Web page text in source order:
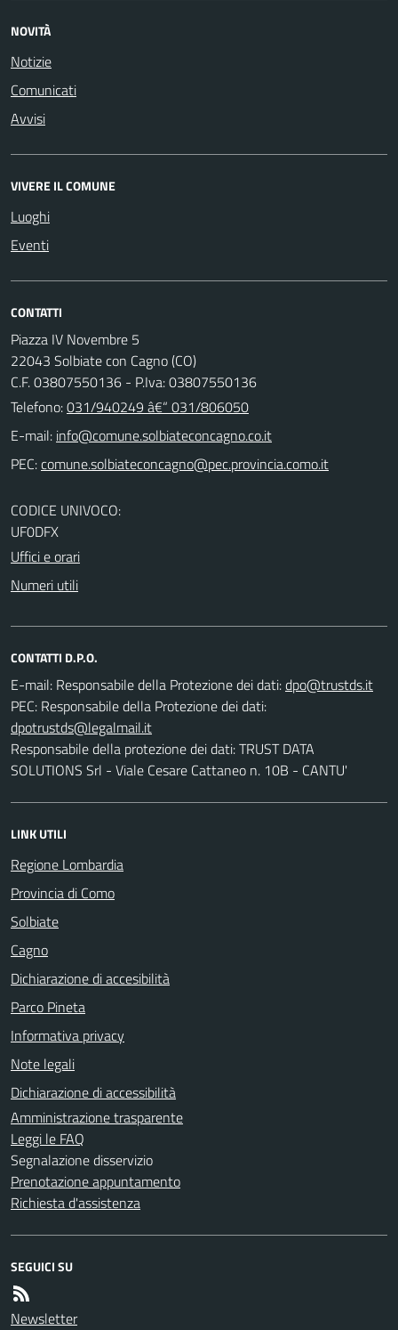
NOVITÀ
Notizie
Comunicati
Avvisi
VIVERE IL COMUNE
Luoghi
Eventi
CONTATTI
Piazza IV Novembre 5
22043 Solbiate con Cagno (CO)
C.F. 03807550136 - P.Iva: 03807550136
Telefono:031/940249 â€“ 031/806050
E-mail:
PEC:
CODICE UNIVOCO:
UF0DFX
Uffici e orari
Numeri utili
CONTATTI D.P.O.
E-mail: Responsabile della Protezione dei dati:
PEC: Responsabile della Protezione dei dati:
Responsabile della protezione dei dati: TRUST DATA
SOLUTIONS Srl - Viale Cesare Cattaneo n. 10B - CANTU'
LINK UTILI
Regione Lombardia
Provincia di Como
Solbiate
Cagno
Dichiarazione di accesibilità
Parco Pineta
Informativa privacy
Note legali
Dichiarazione di accessibilità
Amministrazione trasparente
Leggi le FAQ
Segnalazione disservizio
Prenotazione appuntamento
Richiesta d'assistenza
SEGUICI SU
Newsletter